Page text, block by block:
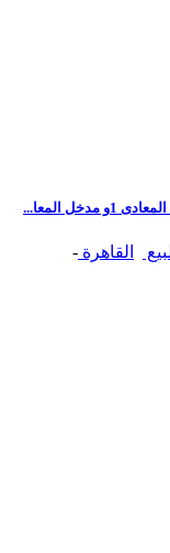
المعا...
القاهرة -